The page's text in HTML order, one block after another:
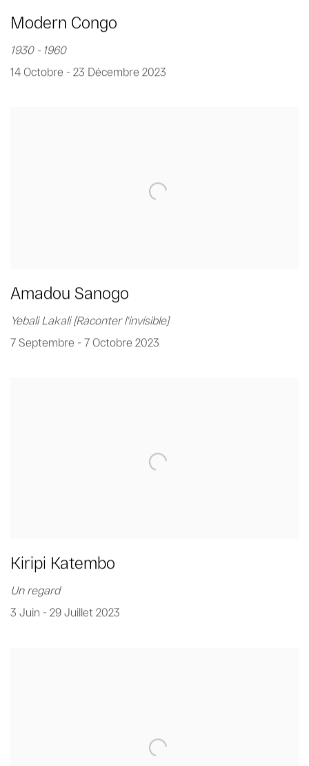
Modern Congo
1930 - 1960
14 Octobre - 23 Décembre 2023
Amadou Sanogo
Yebali Lakali [Raconter l'invisible]
7 Septembre - 7 Octobre 2023
Kiripi Katembo
Un regard
3 Juin - 29 Juillet 2023